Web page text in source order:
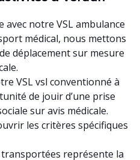
notre VSL ambulance
médical, nous mettons
déplacement sur mesure
VSL vsl conventionné à
de jouir d’une prise
sur avis médicale.
les critères spécifiques
représente la